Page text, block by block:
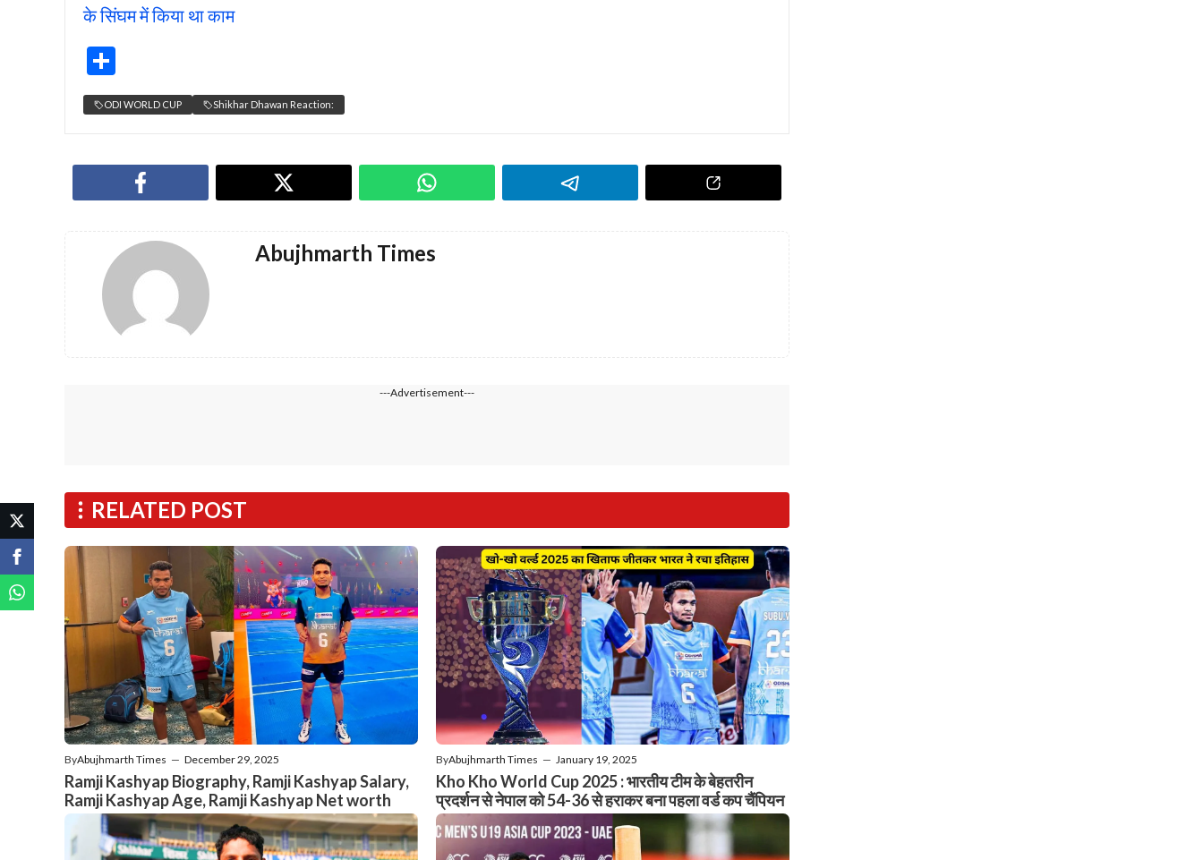
के सिंघम में किया था काम
h
ar
ODI WORLD CUP Shikhar Dhawan Reaction:
Abujhmarth Times
---Advertisement---
RELATED POST
ByAbujhmarth Times — December 29, 2025
Ramji Kashyap Biography, Ramji Kashyap Salary,
Ramji Kashyap Age, Ramji Kashyap Net worth
ByAbujhmarth Times — January 19, 2025
Kho Kho World Cup 2025 : भारतीय टीम के बेहतरीन
प्रदर्शन से नेपाल को 54-36 से हराकर बना पहला वर्ड कप चैंपियन